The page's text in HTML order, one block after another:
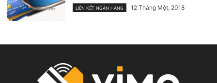
LIÊN KẾT NGÂN HÀNG 12 Tháng Một, 2018